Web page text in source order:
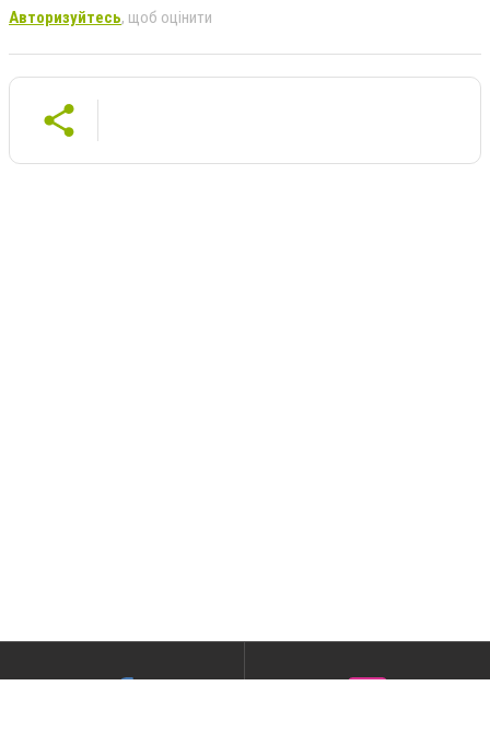
Авторизуйтесь, щоб оцінити